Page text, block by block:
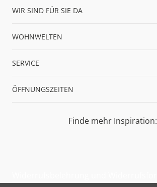
WIR SIND FÜR SIE DA
WOHNWELTEN
SERVICE
ÖFFNUNGSZEITEN
Finde mehr Inspiration: